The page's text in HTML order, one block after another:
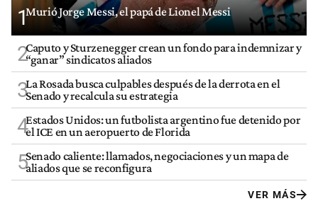
1Murió Jorge Messi, el papá de Lionel Messi
2Caputo y Sturzenegger crean un fondo para indemnizar y
“ganar” sindicatos aliados
3La Rosada busca culpables después de la derrota en el
Senado y recalcula su estrategia
4Estados Unidos: un futbolista argentino fue detenido por
el ICE en un aeropuerto de Florida
5Senado caliente: llamados, negociaciones y un mapa de
aliados que se reconfigura
VER MÁS